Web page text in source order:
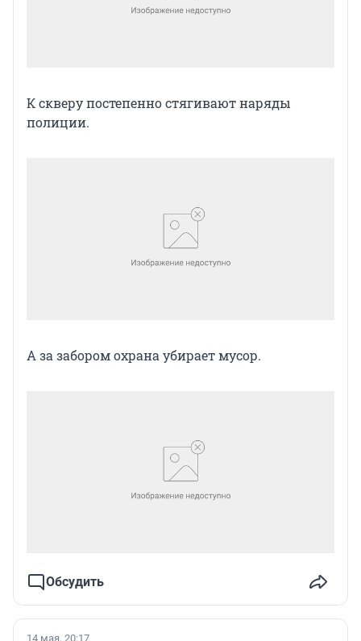
К скверу постепенно стягивают наряды
полиции.
А за забором охрана убирает мусор.
Обсудить
14 мая, 20:17